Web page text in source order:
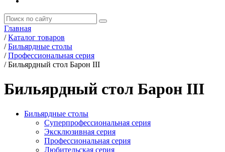
Главная
/ Каталог товаров
/ Бильярдные столы
/ Профессиональная серия
/ Бильярдный стол Барон III
Бильярдный стол Барон III
Бильярдные столы
Суперпрофессиональная серия
Эксклюзивная серия
Профессиональная серия
Любительская серия